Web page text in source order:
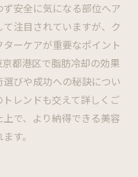
安全に気になる部位へア
注目されていますが、ク
ーケアが重要なポイント
都港区で脂肪冷却の効果
びや成功への秘訣につい
レンドも交えて詳しくご
で、より納得できる美容
す。